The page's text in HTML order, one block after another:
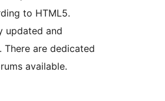
to HTML5.
updated and
There are dedicated
available.